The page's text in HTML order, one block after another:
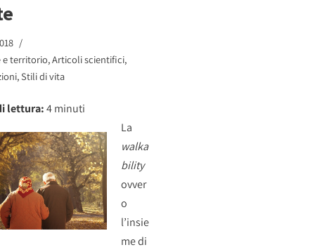
e territorio,Articoli scientifici,
,Stili di vita
lettura:4 minuti
La
walka
bility
ovver
o
l’insie
me di